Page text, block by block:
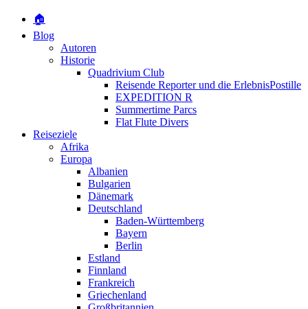
🏠
Blog
Autoren
Historie
Quadrivium Club
Reisende Reporter und die ErlebnisPostille
EXPEDITION R
Summertime Parcs
Flat Flute Divers
Reiseziele
Afrika
Europa
Albanien
Bulgarien
Dänemark
Deutschland
Baden-Württemberg
Bayern
Berlin
Estland
Finnland
Frankreich
Griechenland